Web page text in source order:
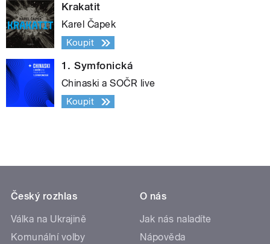
Krakatit
Karel Čapek
Koupit
1. Symfonická
Chinaski a SOČR live
Koupit
Český rozhlas
Válka na Ukrajině
Komunální volby
O nás
Jak nás naladíte
Nápověda